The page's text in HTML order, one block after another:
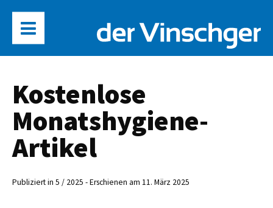
Kostenlose
Monatshygiene-
Artikel
Publiziert in 5 / 2025 - Erschienen am 11. März 2025